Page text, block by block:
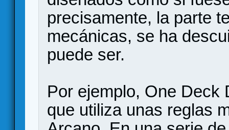
precisamente, la parte
mecánicas, se ha
puede ser.
Por ejemplo, One Deck
que utiliza unas reglas